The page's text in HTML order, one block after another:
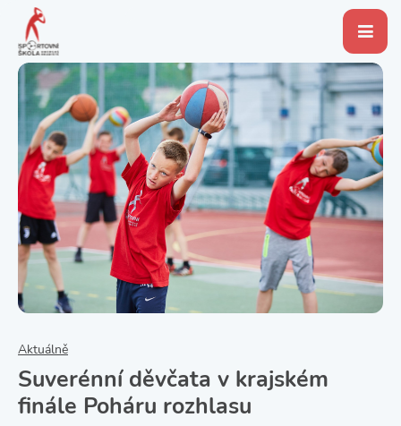
Aktuálně
Suverénní děvčata v krajském
finále Poháru rozhlasu